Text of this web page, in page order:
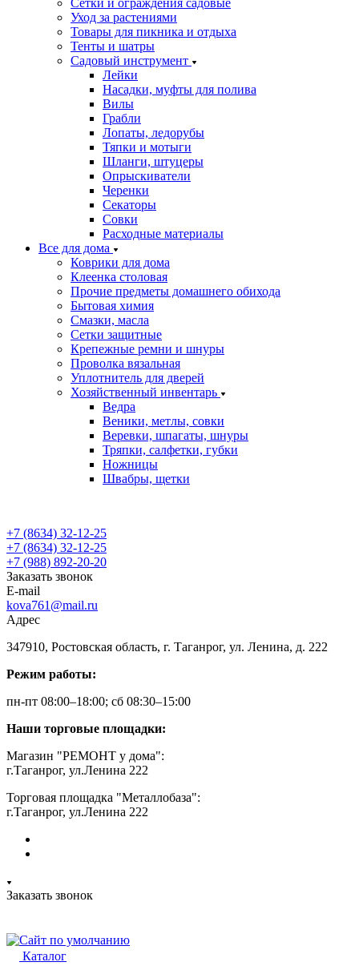
Сетки и ограждения садовые
Уход за растениями
Товары для пикника и отдыха
Тенты и шатры
Садовый инструмент
Лейки
Насадки, муфты для полива
Вилы
Грабли
Лопаты, ледорубы
Тяпки и мотыги
Шланги, штуцеры
Опрыскиватели
Черенки
Секаторы
Совки
Расходные материалы
Все для дома
Коврики для дома
Клеенка столовая
Прочие предметы домашнего обихода
Бытовая химия
Смазки, масла
Сетки защитные
Крепежные ремни и шнуры
Проволка вязальная
Уплотнитель для дверей
Хозяйственный инвентарь
Ведра
Веники, метлы, совки
Веревки, шпагаты, шнуры
Тряпки, салфетки, губки
Ножницы
Швабры, щетки
+7 (8634) 32-12-25
+7 (8634) 32-12-25
+7 (988) 892-20-20
Заказать звонок
E-mail
kova761@mail.ru
Адрес
347910, Ростовская область, г. Таганрог, ул. Ленина, д. 222
Режим работы:
пн-пт 08:00–18:00; сб 08:30–15:00
Наши торговые площадки:
Магазин "РЕМОНТ у дома":
г.Таганрог, ул.Ленина 222
Торговая площадка "Металлобаза":
г.Таганрог, ул.Ленина 222
Заказать звонок
Каталог